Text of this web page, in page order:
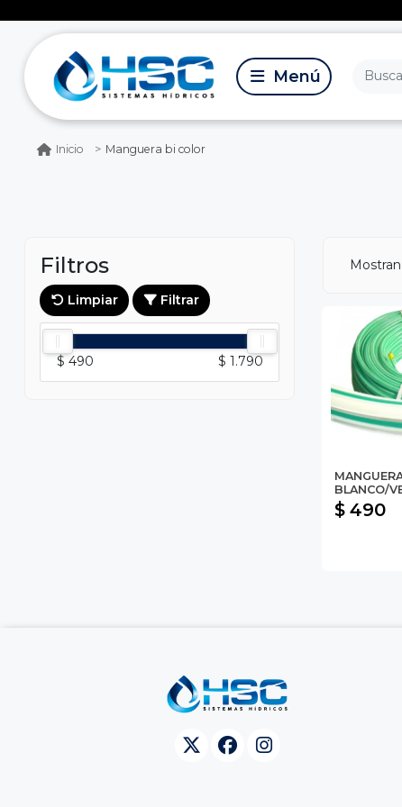
Inicio Manguera bi color
Filtros
Limpiar Filtrar
$ 490 $ 1.790
BLANCO/
$ 490